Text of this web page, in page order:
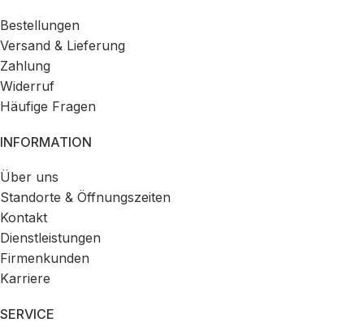
Bestellungen
Versand & Lieferung
Zahlung
Widerruf
Häufige Fragen
INFORMATION
Über uns
Standorte & Öffnungszeiten
Kontakt
Dienstleistungen
Firmenkunden
Karriere
SERVICE